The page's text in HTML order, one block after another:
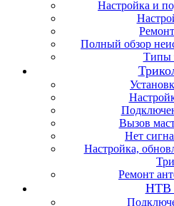
Настройка и
Полный обзор
Типы
Вызов
Нет
Настройка,
Ремонт
НТВ